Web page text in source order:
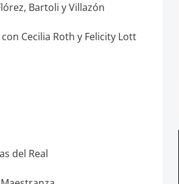
Bartoli y Villazón
Cecilia Roth y Felicity Lott
del Real